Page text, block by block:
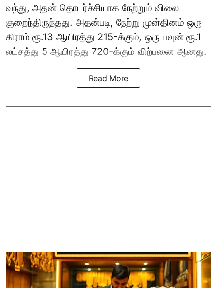
வந்து, அதன் தொடர்ச்சியாக நேற்றும் விலை
குறைந்திருந்தது. அதன்படி, நேற்று முன்தினம் ஒரு
கிராம் ரூ.13 ஆயிரத்து 215-க்கும், ஒரு பவுன் ரூ.1
லட்சத்து 5 ஆயிரத்து 720-க்கும் விற்பனை ஆனது.
Read More